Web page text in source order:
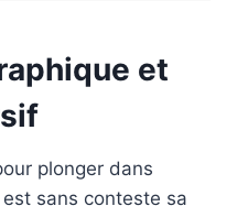
et
plonger dans
est sans conteste sa